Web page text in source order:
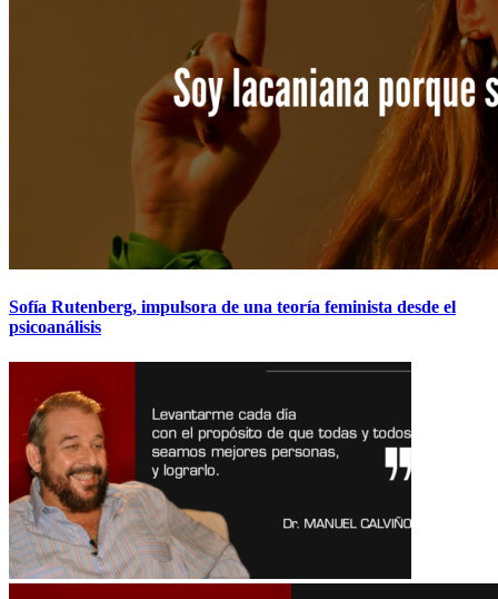
Sofía Rutenberg, impulsora de una teoría feminista desde el
psicoanálisis